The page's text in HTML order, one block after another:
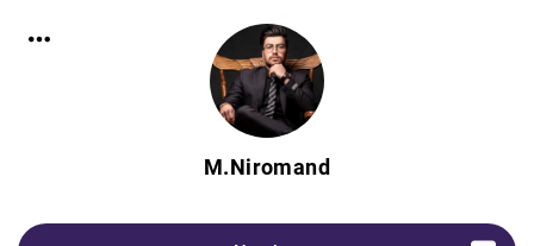
M.niromand